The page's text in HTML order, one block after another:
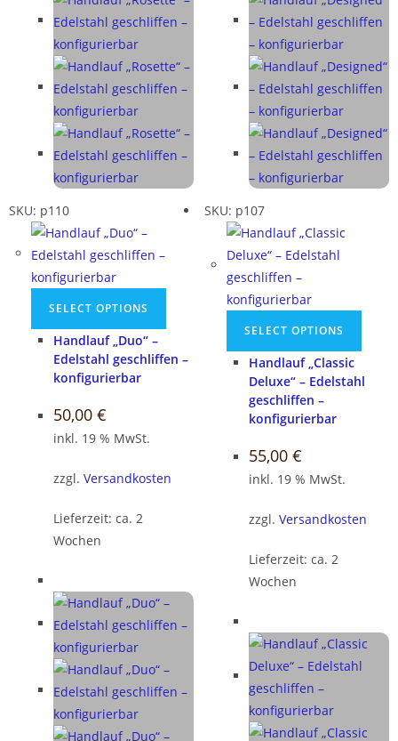
SKU: p110
SELECT OPTIONS
Handlauf „Duo“ –
Edelstahl geschliffen –
konfigurierbar
50,00 €
inkl. 19 % MwSt.
zzgl. Versandkosten
Lieferzeit: ca. 2
Wochen
SKU: p107
SELECT OPTIONS
Handlauf „Classic
Deluxe“ – Edelstahl
geschliffen –
konfigurierbar
55,00€
inkl. 19 % MwSt.
zzgl.Versandkosten
Lieferzeit:ca. 2
Wochen